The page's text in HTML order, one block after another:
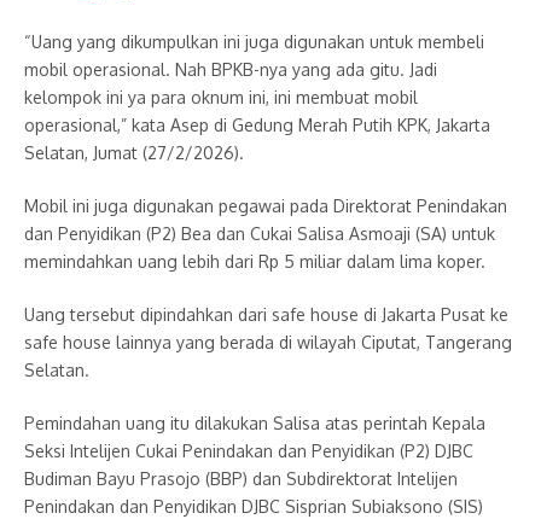
“Uang yang dikumpulkan ini juga digunakan untuk membeli
mobil operasional. Nah BPKB-nya yang ada gitu. Jadi
kelompok ini ya para oknum ini, ini membuat mobil
operasional,” kata Asep di Gedung Merah Putih KPK, Jakarta
Selatan, Jumat (27/2/2026).
Mobil ini juga digunakan pegawai pada Direktorat Penindakan
dan Penyidikan (P2) Bea dan Cukai Salisa Asmoaji (SA) untuk
memindahkan uang lebih dari Rp 5 miliar dalam lima koper.
Uang tersebut dipindahkan dari safe house di Jakarta Pusat ke
safe house lainnya yang berada di wilayah Ciputat, Tangerang
Selatan.
Pemindahan uang itu dilakukan Salisa atas perintah Kepala
Seksi Intelijen Cukai Penindakan dan Penyidikan (P2) DJBC
Budiman Bayu Prasojo (BBP) dan Subdirektorat Intelijen
Penindakan dan Penyidikan DJBC Sisprian Subiaksono (SIS)